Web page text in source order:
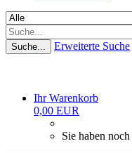
Suche... Erweiterte Suche
Ihr Warenkorb
0,00 EUR
Sie haben